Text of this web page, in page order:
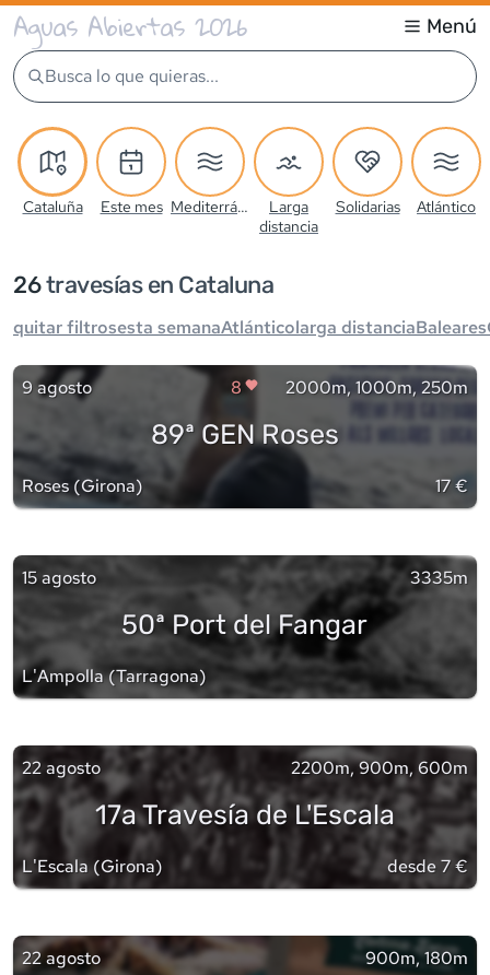
Aguas Abiertas 2026 Menú
Busca lo que quieras...
Cataluña Este mes Mediterráneo
Larga
distancia
Solidarias Atlántico
26travesías en Cataluna
quitar filtrosesta semanaAtlánticolarga distanciaBaleares
9 agosto 8 2000m, 1000m, 250m
89ª GEN Roses
Roses (Girona) 17 €
15 agosto 3335m
50ª Port del Fangar
L'Ampolla(Tarragona)
22 agosto 2200m, 900m, 600m
17a Travesía de L'Escala
L'Escala(Girona) desde 7 €
22 agosto 900m, 180m